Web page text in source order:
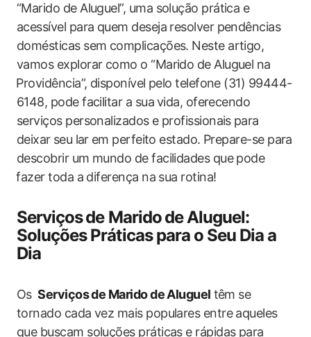
“Marido de Aluguel”, ‌uma​ solução​ prática e
acessível para quem deseja resolver pendências
domésticas sem complicações. Neste artigo,
vamos explorar‌ como o “Marido de Aluguel na
⁤Providência”, disponível pelo telefone (31) ‌99444-
6148, pode facilitar a sua ⁢vida, oferecendo
serviços personalizados e ​profissionais ⁣para
deixar⁣ seu lar ⁢em ​perfeito estado. Prepare-se para
descobrir‍ um mundo de‍ facilidades que ​pode
⁢fazer toda a diferença na sua rotina!
Serviços⁤ de Marido⁣ de Aluguel:⁢
Soluções Práticas para o Seu ‌Dia a
Dia
Os ⁣Serviços‍ de Marido de‍ Aluguel ⁤têm se
tornado cada‍ vez mais ‍populares entre aqueles​
que buscam soluções práticas ‍e rápidas para